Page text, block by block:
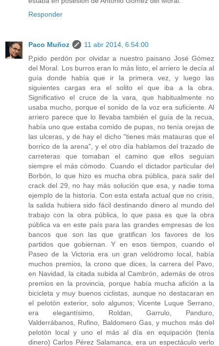
Responder
Paco Muñoz
11 abr 2014, 6:54:00
P,pido perdón por olvidar a nuestro paisano José Gómez
del Moral. Los burros eran lo más listo, el arriero le decía al
guía donde había que ir la primera vez, y luego las
siguientes cargas era el solito el que iba a la obra.
Significativo el cruce de la vara, que habitualmente no
usaba mucho, porque el sonido de la voz era suficiente. Al
arriero parece que lo llevaba también el guía de la recua,
había uno que estaba comido de pupas, no tenía orejas de
las ulceras, y de hay el dicho "tienes más matauras que el
borrico de la arena", y el otro día hablamos del trazado de
carreteras que tomaban el camino que ellos seguían
siempre el más cómodo. Cuando el dictador particular del
Borbón, lo que hizo es mucha obra pública, para salir del
crack del 29, no hay más solución que esa, y nadie toma
ejemplo de la historia. Con esta estafa actual que no crisis,
la salida hubiera sido fácil destinando dinero al mundo del
trabajo con la obra pública, lo que pasa es que la obra
pública va en este país para las grandes empresas de los
bancos que son las que gratifican los favores de los
partidos que gobiernan. Y en esos tiempos, cuando el
Paseo de la Victoria era un gran velódromo local, había
muchos premios, la crono que dices, la carrera del Pavo,
en Navidad, la citada subida al Cambrón, además de otros
premios en la provincia, porque había mucha afición a la
bicicleta y muy buenos ciclistas, aunque no destacaran en
el pelotón exterior, solo algunos; Vicente Luque Serrano,
era elegantísimo, Roldan, Garrulo, Panduro,
Valderrábanos, Rufino, Baldomero Gas, y muchos más del
pelotón local y uno el más al día en equipación (tenía
dinero) Carlos Pérez Salamanca, era un espectáculo verlo